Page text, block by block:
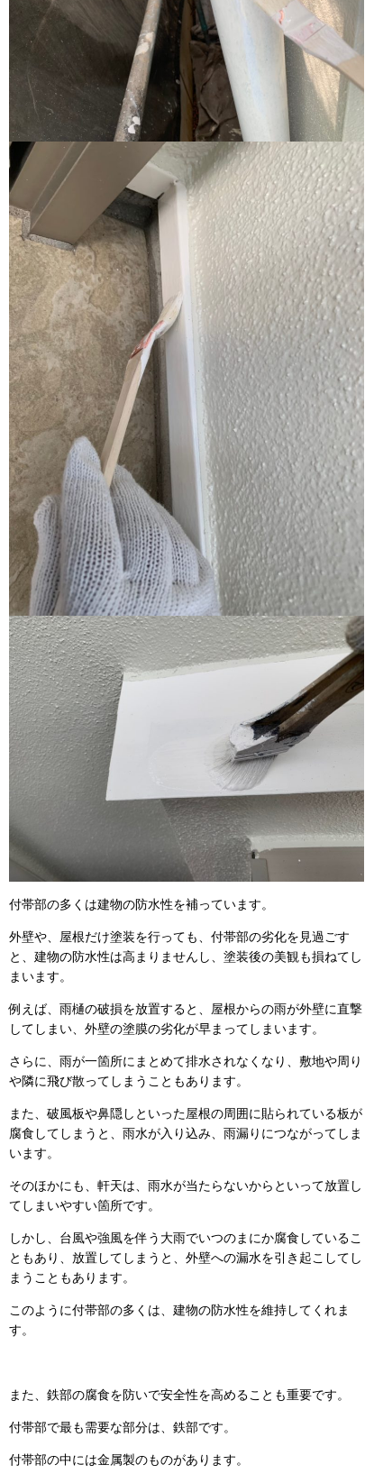
付帯部の多くは建物の防水性を補っています。
外壁や、屋根だけ塗装を行っても、付帯部の劣化を見過ごす
と、建物の防水性は高まりませんし、塗装後の美観も損ねてし
まいます。
例えば、雨樋の破損を放置すると、屋根からの雨が外壁に直撃
してしまい、外壁の塗膜の劣化が早まってしまいます。
さらに、雨が一箇所にまとめて排水されなくなり、敷地や周り
や隣に飛び散ってしまうこともあります。
また、破風板や鼻隠しといった屋根の周囲に貼られている板が
腐食してしまうと、雨水が入り込み、雨漏りにつながってしま
います。
そのほかにも、軒天は、雨水が当たらないからといって放置し
てしまいやすい箇所です。
しかし、台風や強風を伴う大雨でいつのまにか腐食しているこ
ともあり、放置してしまうと、外壁への漏水を引き起こしてし
まうこともあります。
このように付帯部の多くは、建物の防水性を維持してくれま
す。
また、鉄部の腐食を防いで安全性を高めることも重要です。
付帯部で最も需要な部分は、鉄部です。
付帯部の中には金属製のものがあります。